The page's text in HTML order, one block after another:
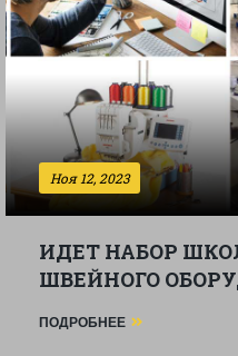
Ноя 12, 2023
ИДЕТ НАБОР
ШВЕЙНОГО
ПОДРОБНЕЕ